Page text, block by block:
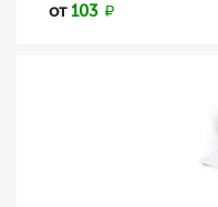
от103